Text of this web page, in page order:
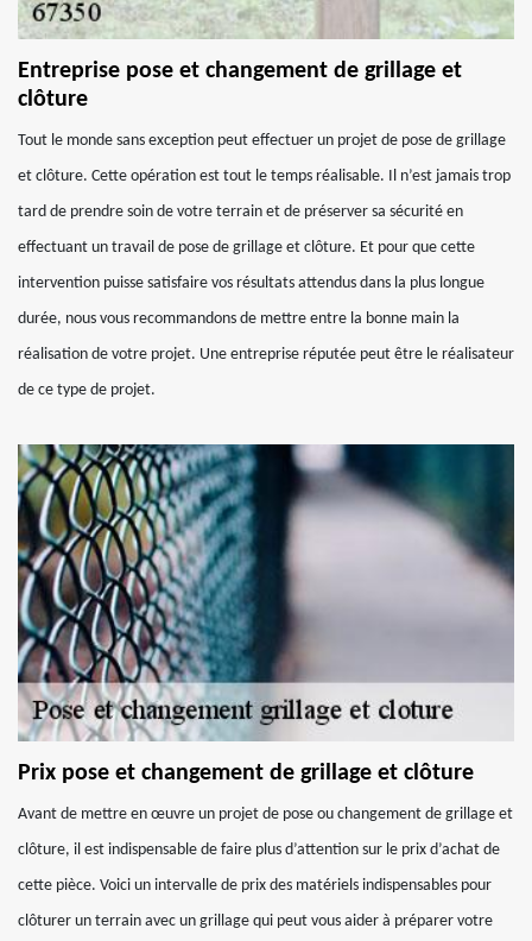
Entreprise pose et changement de grillage et
clôture
Tout le monde sans exception peut effectuer un projet de pose de grillage
et clôture. Cette opération est tout le temps réalisable. Il n’est jamais trop
tard de prendre soin de votre terrain et de préserver sa sécurité en
effectuant un travail de pose de grillage et clôture. Et pour que cette
intervention puisse satisfaire vos résultats attendus dans la plus longue
durée, nous vous recommandons de mettre entre la bonne main la
réalisation de votre projet. Une entreprise réputée peut être le réalisateur
de ce type de projet.
Prix pose et changement de grillage et clôture
Avant de mettre en œuvre un projet de pose ou changement de grillage et
clôture, il est indispensable de faire plus d’attention sur le prix d’achat de
cette pièce. Voici un intervalle de prix des matériels indispensables pour
clôturer un terrain avec un grillage qui peut vous aider à préparer votre